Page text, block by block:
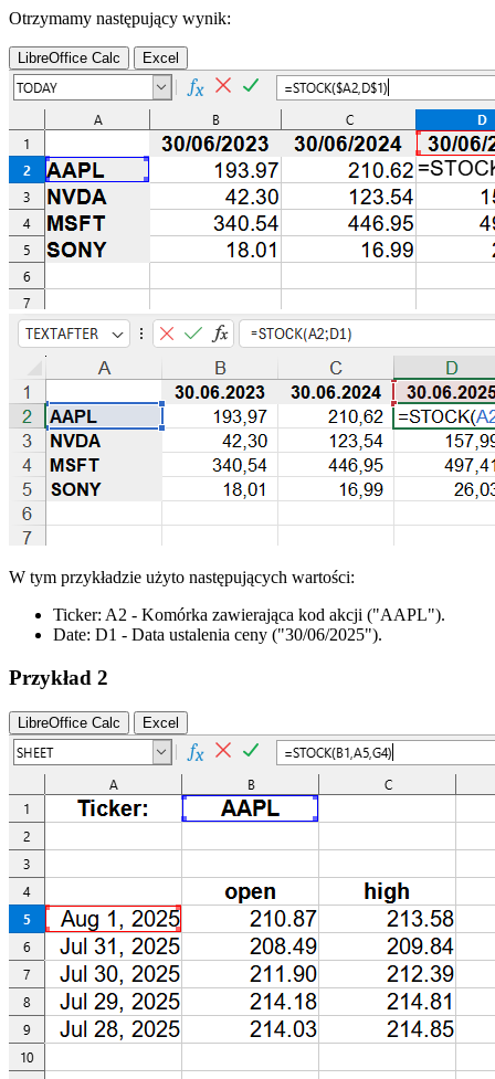
Otrzymamy następujący wynik:
LibreOffice Calc Excel
W tym przykładzie użyto następujących wartości:
Ticker: A2 - Komórka zawierająca kod akcji ("AAPL").
Date: D1 - Data ustalenia ceny ("30/06/2025").
Przykład 2
LibreOffice Calc Excel